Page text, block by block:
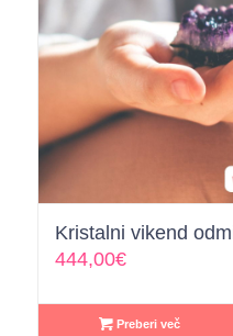
Kristalni vikend
444,00€
Preberi več